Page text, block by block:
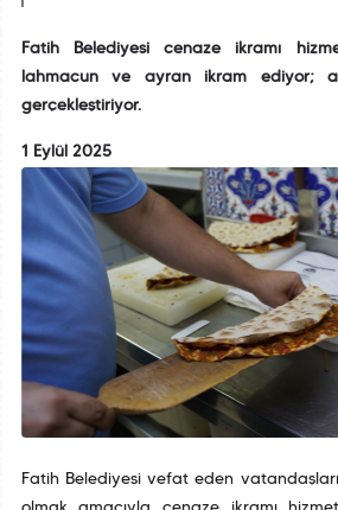
Fatih Belediyesi cenaze ikramı
lahmacun ve ayran ikram ediyor;
gerçekleştiriyor.
1 Eylül 2025
Fatih Belediyesi vefat eden